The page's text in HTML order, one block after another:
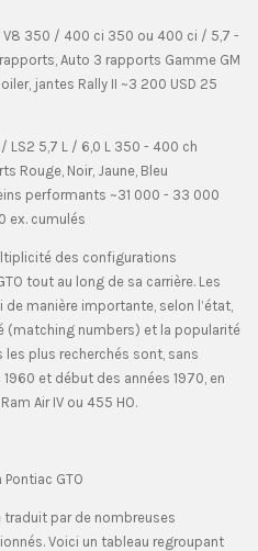
V8 350 / 400 ci 350 ou 400 ci / 5,7 -
Auto 3 rapports Gamme GM
jantes Rally II ~3 200 USD 25
LS2 5,7 L / 6,0 L 350 - 400 ch
Rouge, Noir, Jaune, Bleu
performants ~31 000 - 33 000
ex. cumulés
des configurations
tout au long de sa carrière. Les
manière importante, selon l’état,
(matching numbers) et la popularité
plus recherchés sont, sans
et début des années 1970, en
Air IV ou 455 HO.
GTO
traduit par de nombreuses
Voici un tableau regroupant